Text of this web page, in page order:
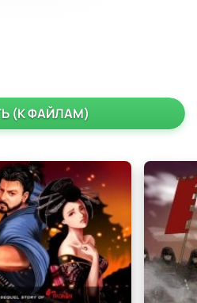
(К ФАЙЛАМ)